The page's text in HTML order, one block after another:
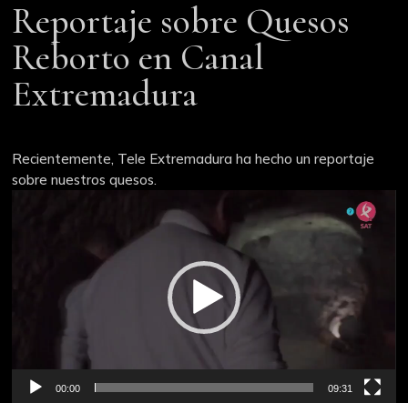
Reportaje sobre Quesos
Reborto en Canal
Extremadura
Recientemente, Tele Extremadura ha hecho un reportaje
sobre nuestros quesos.
00:00 09:31